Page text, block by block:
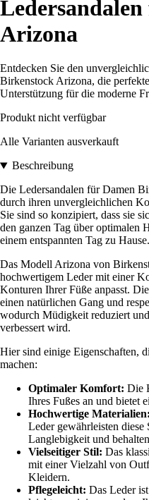
Arizona
Entdecken Sie den
Birkenstock Arizona, die
Unterstützung für die moderne
Produkt nicht verfügbar
Alle Varianten ausverkauft
Beschreibung
Die Ledersandalen für Damen
durch ihren unvergleichlichen
Sie sind so konzipiert, dass sie
den ganzen Tag über optimalen
einem entspannten Tag zu Hause.
Das Modell Arizona von
hochwertigem Leder mit einer
Konturen Ihrer Füße anpasst.
einen natürlichen Gang und
wodurch Müdigkeit reduziert
verbessert wird.
Hier sind einige Eigenschaften,
machen:
Optimaler Komfort: Die
Ihres Fußes an und bietet
Hochwertige Materialien:
Leder gewährleisten diese
Langlebigkeit und
Vielseitiger Stil: Das
mit einer Vielzahl von
Kleidern.
Pflegeleicht: Das Leder